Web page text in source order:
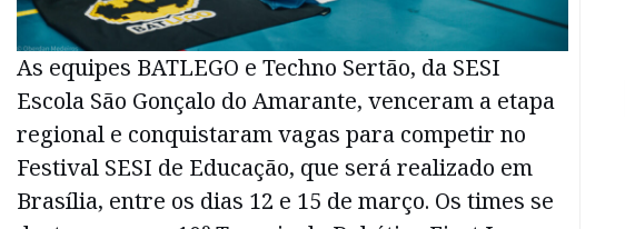
As equipes BATLEGO e Techno Sertão, da SESI
Escola São Gonçalo do Amarante, venceram a etapa
regional e conquistaram vagas para competir no
Festival SESI de Educação, que será realizado em
Brasília, entre os dias 12 e 15 de março. Os times se